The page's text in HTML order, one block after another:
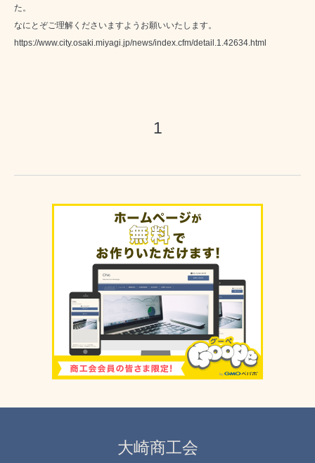
た。
なにとぞご理解くださいますようお願いいたします。
https://www.city.osaki.miyagi.jp/news/index.cfm/detail.1.42634.html
1
大崎商工会